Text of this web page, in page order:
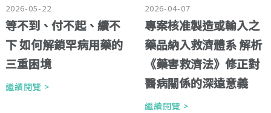
2026-05-22
等不到、付不起、續不
下 如何解鎖罕病用藥的
三重困境
繼續閱覽 >
2026-04-07
專案核准製造或輸入之
藥品納入救濟體系 解析
《藥害救濟法》修正對
醫病關係的深遠意義
繼續閱覽 >